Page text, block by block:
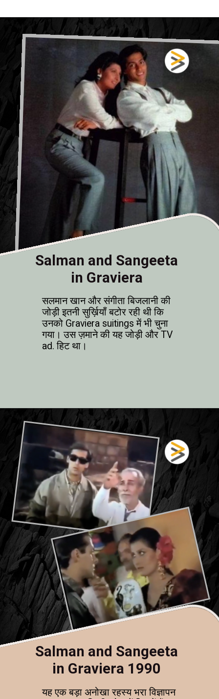
Salman and Sangeeta
in Graviera
सलमान खान और संगीता बिजलानी की
जोड़ी इतनी सुर्ख़ियाँ बटोर रही थी कि
उनको Graviera suitings में भी चुना
गया। उस ज़माने की यह जोड़ी और TV
ad. हिट था।
Salman and Sangeeta
in Graviera 1990
यह एक बड़ा अनोखा रहस्य भरा विज्ञापन